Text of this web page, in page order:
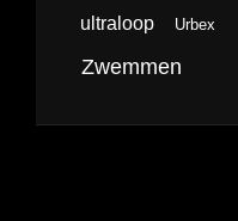
ultraloop Urbex
Zwemmen